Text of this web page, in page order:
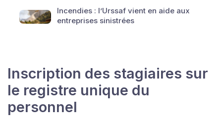
Incendies : l’Urssaf vient en aide aux
entreprises sinistrées
Inscription des stagiaires sur
le registre unique du
personnel